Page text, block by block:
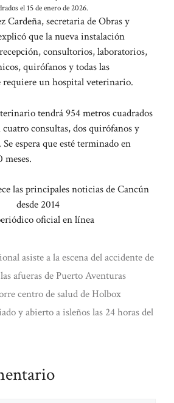
el 15 de enero de 2026.
Cardeña, secretaria de Obras y
que la nueva instalación
consultorios, laboratorios,
quirófanos y todas las
requiere un hospital veterinario.
tendrá 954 metros cuadrados
consultas, dos quirófanos y
espera que esté terminado en
meses.
las principales noticias de Cancún
desde 2014
oficial en línea
asiste a la escena del accidente de
afueras de Puerto Aventuras
centro de salud de Holbox
y abierto a isleños las 24 horas del